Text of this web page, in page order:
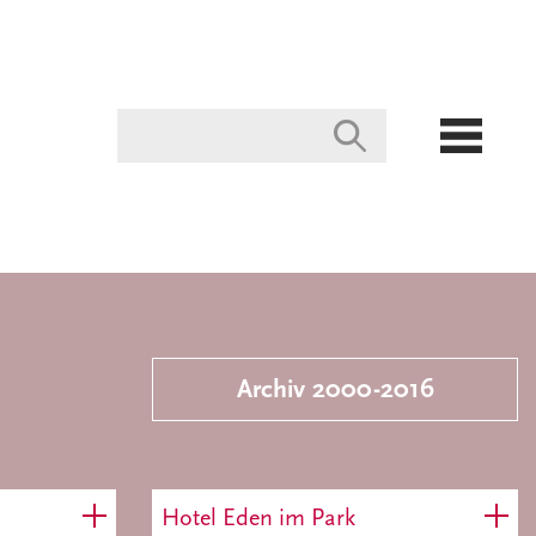
Archiv 2000-2016
Hotel Eden im Park